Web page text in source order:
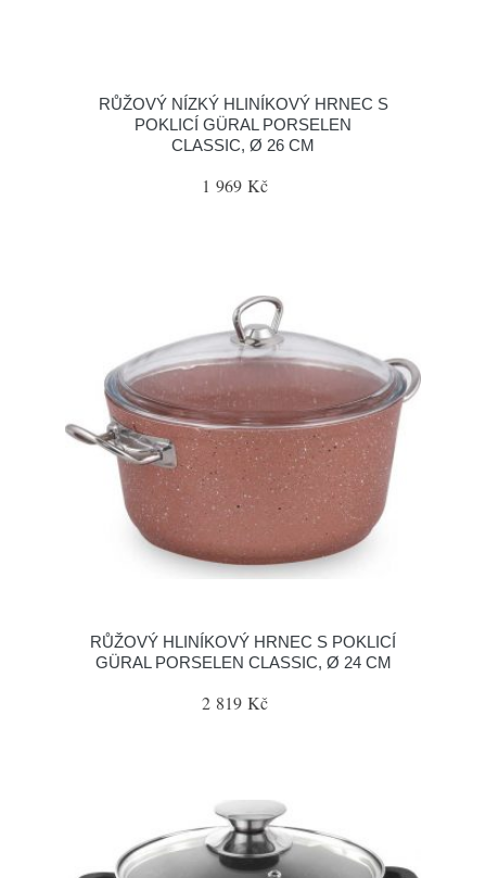
RŮŽOVÝ NÍZKÝ HLINÍKOVÝ HRNEC S
POKLICÍ GÜRAL PORSELEN
CLASSIC, Ø 26 CM
1 969 Kč
RŮŽOVÝ HLINÍKOVÝ HRNEC S POKLICÍ
GÜRAL PORSELEN CLASSIC, Ø 24 CM
2 819 Kč